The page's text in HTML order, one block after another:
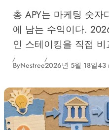
총 APY는 마케팅 숫자
에 남는 수익이다.
인 스테이킹을 직접 비
ByNestree2026년 5월 18일43